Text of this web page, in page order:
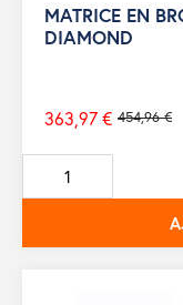
MATRICE EN
DIAMOND
Prix
de
base
454,96 €
363,97 €